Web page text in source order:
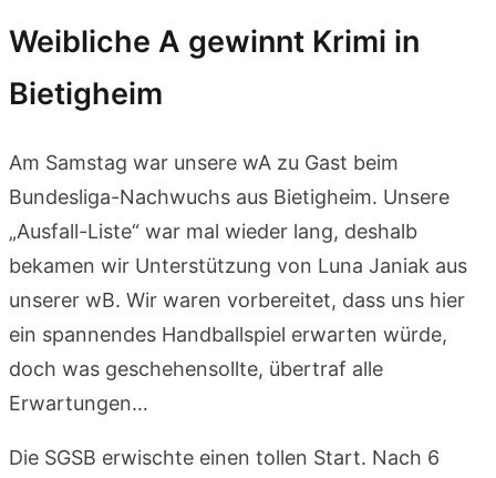
Weibliche A gewinnt Krimi in
Bietigheim
Am Samstag war unsere wA zu Gast beim
Bundesliga-Nachwuchs aus Bietigheim. Unsere
„Ausfall-Liste“ war mal wieder lang, deshalb
bekamen wir Unterstützung von Luna Janiak aus
unserer wB. Wir waren vorbereitet, dass uns hier
ein spannendes Handballspiel erwarten würde,
doch was geschehensollte, übertraf alle
Erwartungen…
Die SGSB erwischte einen tollen Start. Nach 6